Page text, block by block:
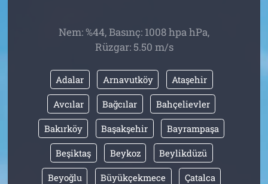
Nem: %44, Basınç: 1008 hpa hPa,
Rüzgar: 5.50 m/s
Adalar Arnavutköy Ataşehir
Avcılar Bağcılar Bahçelievler
Bakırköy Başakşehir Bayrampaşa
Beşiktaş Beykoz Beylikdüzü
Beyoğlu Büyükçekmece Çatalca